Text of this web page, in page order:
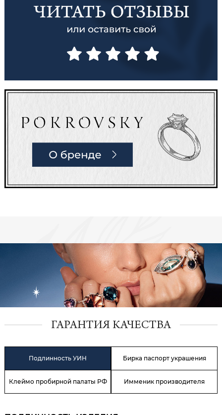
ГАРАНТИЯ КАЧЕСТВА
Подлинность УИН Бирка паспорт украшения
Клеймо пробирной палаты РФ Имменик производителя